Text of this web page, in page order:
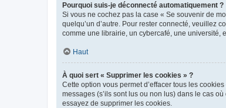
Pourquoi suis-je déconnecté automatiquement ?
Si vous ne cochez pas la case « Se souvenir de
quelqu’un d’autre. Pour rester connecté, veuillez
comme une librairie, un cybercafé, une université,
Haut
À quoi sert « Supprimer les cookies » ?
Cette option vous permet d’effacer tous les
messages (s’ils sont lus ou non lus) dans le cas
essayez de supprimer les cookies.